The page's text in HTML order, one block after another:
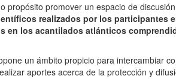
propósito promover un espacio de
realizados por los participantes
en los acantilados atlánticos
un ámbito propicio para intercambiar
aportes acerca de la protección y